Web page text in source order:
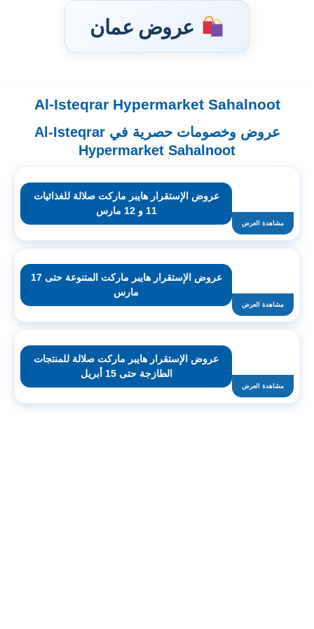
عروض عمان
تخطى
Al-Isteqrar Hypermarket Sahalnoot
عروض وخصومات حصرية في Al-Isteqrar
Hypermarket Sahalnoot
مشاهدة العرض
عروض الإستقرار هايبر ماركت صلالة للغذائيات
11 و 12 مارس
مشاهدة العرض
عروض الإستقرار هايبر ماركت المتنوعة حتى 17
مارس
مشاهدة العرض
عروض الإستقرار هايبر ماركت صلالة للمنتجات
الطازجة حتى 15 أبريل